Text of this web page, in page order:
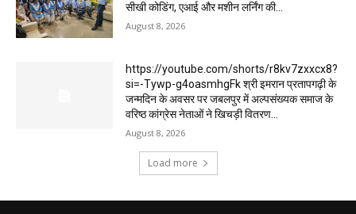
सीखी कोडिंग, एआई और मशीन लर्निंग की...
August 8, 2026
https://youtube.com/shorts/r8kv7zxxcx8?
si=-Tywp-g4oasmhgFk श्री इमरान प्रतापगढ़ी के
जन्मदिन के अवसर पर जबलपुर में अल्पसंख्यक समाज के
वरिष्ठ कांग्रेस नेताओं ने खिचड़ी वितरण...
August 8, 2026
Load more